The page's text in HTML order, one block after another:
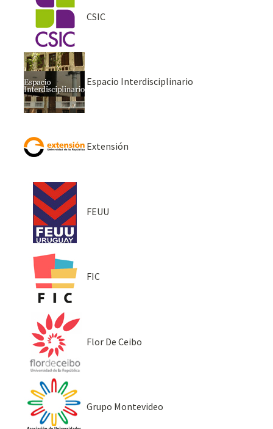
CSIC
Espacio Interdisciplinario
Extensión
FEUU
FIC
Flor De Ceibo
Grupo Montevideo